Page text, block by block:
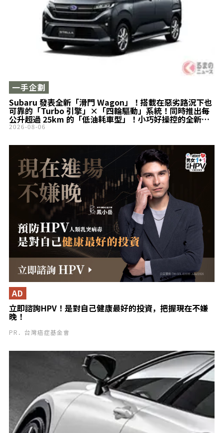
Subaru 發表全新「滑門 Wagon」！搭載在惡劣路況下也
可靠的「Turbo 引擎」×「四輪驅動」系統！同時推出每
公升超過 25km 的「低油耗車型」！小巧好操控的全新
Stella 登場！
一手企劃
2026-08-06
立即諮詢HPV！是對自己健康最好的投資，把握現在不嫌
晚！
AD
PR．台灣癌症基金會